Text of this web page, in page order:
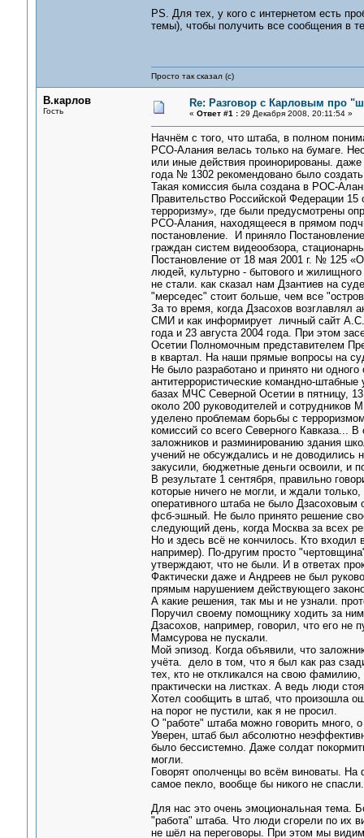
PS. Для тех, у кого с интернетом есть
темы), чтобы получить все сообщения в
Просто так сказал (с)
В.карлов
Гость
Re: Разговор с Карловым про
« Ответ #1 :29 Декабря 2008, 20:11:54 »
Начнём с того, что штаба, в полном
РСО-Алания велась только на бумаге.
или иные действия проинорированы.
года № 1302 рекомендовано было создать
Такая комиссия была создана в РОС-
Правительство Российской Федерации
терроризму», где были предусмотрены
РСО-Алания, находящееся в прямом
постановление. И приняло
граждан систем видеообзора,
Постановление от 18 мая 2001 г. № 125
людей, культурно - бытового и жилищного
не стали. как сказал нам Дзантиев на
"мерседес" стоит больше, чем все
За то время, когда Дзасохов возглавлял
СМИ и как информирует личный сайт
года и 23 августа 2004 года. При этом
Осетии Полномочным представителем
в квартал. На наши прямые вопросы на
Не было разработано и принято ни
антитеррористические командно-
базах МЧС Северной Осетии в пятницу,
около 200 руководителей и
уделено проблемам борьбы с
комиссий со всего Северного Кавказа...
заложников и разминированию здания
учений не обсуждались и не доводились
закусили, бюджетные деньги освоили, и
В результате 1 сентября, правильно
которые ничего не могли, и ждали
оперативного штаба не было Дзасоховым
фсб-эшный. Не было принято решение
следующий день, когда Москва за всех
Но и здесь всё не кончилось. Кто
например). По-другим просто
утверждают, что не были. И в ответах
Фактически даже и Андреев не был
прямым нарушением действующего
А какие решения, так мы и не узнали.
Поручил своему помощнику ходить за
Дзасохов, например, говорил, что его не
Мамсурова не пускали.
Мой эпизод. Когда объявили, что
учёта. дело в том, что я был как раз
тех, кто не откликался на свою
практически на листках. А ведь люди
Хотел сообщить в штаб, что произошла
на порог не пустили, как я не просил.
О "работе" штаба можно говорить много,
Уверен, штаб был абсолютно
было бессистемно. Даже солдат
могли.
Говорят ополченцы во всём виноваты.
самое пекло, вообще бы никого не спасли.
Для нас это очень эмоциональная тема.
"работа" штаба. Что люди сгорели по их
не шёл на переговоры. При этом мы